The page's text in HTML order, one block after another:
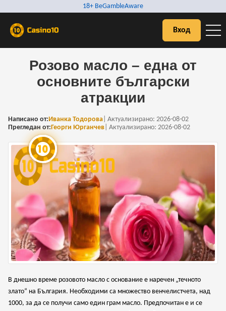
18+ BeGambleAware
Вход
Розово масло – една от
основните български
атракции
Написано от:Иванка Тодорова Актуализирано: 2026-08-02
Прегледан от:Георги Юрганчев Актуализирано: 2026-08-02
В днешно време розовото масло с основание е наречен „течното
злато“ на България. Необходими са множество венчелистчета, над
1000, за да се получи само един грам масло. Предпочитан е и се